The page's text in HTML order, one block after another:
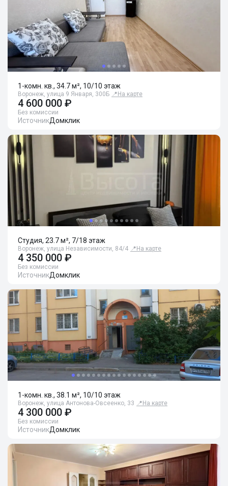
1-комн. кв., 34.7 м², 10/10 этаж
Воронеж, улица 9 Января, 300Б 📍 На карте
4 600 000 ₽
Без комиссии
ИсточникДомклик
Студия, 23.7 м², 7/18 этаж
Воронеж, улица Независимости, 84/4 📍 На карте
4 350 000 ₽
Без комиссии
ИсточникДомклик
1-комн. кв., 38.1 м², 10/10 этаж
Воронеж, улица Антонова-Овсеенко, 33 📍 На карте
4 300 000 ₽
Без комиссии
ИсточникДомклик